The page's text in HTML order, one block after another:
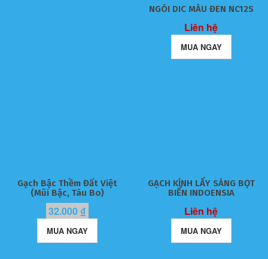
NGÓI DIC MÀU ĐEN NC12S
Liên hệ
MUA NGAY
Gạch Bậc Thềm Đất Việt
(Mũi Bậc, Tàu Bo)
32.000 ₫
MUA NGAY
GẠCH KÍNH LẤY SÁNG BỌT
BIỂN INDOENSIA
Liên hệ
MUA NGAY